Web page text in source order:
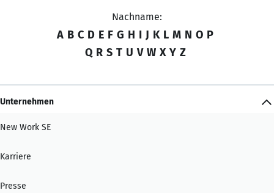
Nachname:
A B C D E F G H I J K L M N O P
Q R S T U V W X Y Z
Unternehmen
New Work SE
Karriere
Presse